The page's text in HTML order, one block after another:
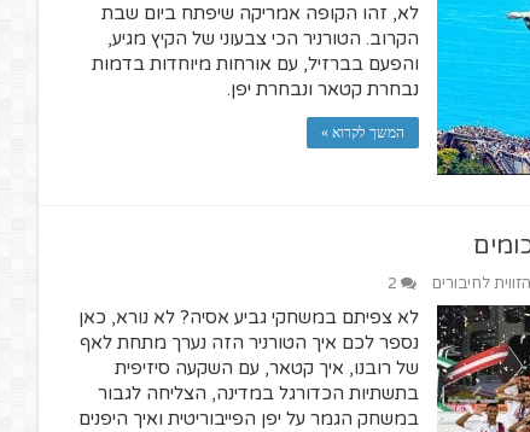
לא, זהו הקופה אמריקה שיפתח ביום שבת
הקרוב. הטורניר הכי צבעוני של הקיץ מגיע,
והפעם בברזיל, עם אורחות מיוחדות בדמות
נבחרת קטאר ונבחרת יפן.
המשך לקרוא »
הזווית לחיבורים 2
לא צפיתם במשחקי גביע אסיה? לא נורא, כאן
נספר לכם איך הטורניר הזה נערך מתחת לאף
של רובנו, איך קטאר, עם השקעה סיזיפית
בתשתיות הכדורגל במדינה, הצליחה לגבור
במשחק הגמר על יפן הפייבוריטית ואיך היפנים